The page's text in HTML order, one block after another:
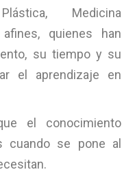
Medicina
quienes han
su tiempo y su
el aprendizaje en
el conocimiento
cuando se pone al